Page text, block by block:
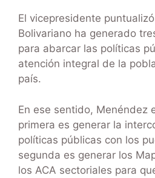
El vicepresidente
Bolivariano ha generado
para abarcar las políticas
atención integral de la
país.
En ese sentido, Menéndez
primera es generar la
políticas públicas con los
segunda es generar los
los ACA sectoriales para